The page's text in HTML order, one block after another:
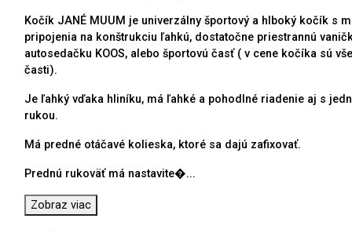
Kočík JANÉ MUUM je univerzálny športový a hlboký kočík s
pripojenia na konštrukciu ľahkú, dostatočne priestrannú
autosedačku KOOS, alebo športovú časť ( v cene kočíka sú
časti).
Je ľahký vďaka hliníku, má ľahké a pohodlné riadenie aj s
rukou.
Má predné otáčavé kolieska, ktoré sa dajú zafixovať.
Prednú rukoväť má nastavite�...
Zobraz viac